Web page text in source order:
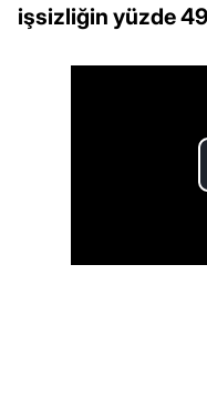
işsizliğin yüzde